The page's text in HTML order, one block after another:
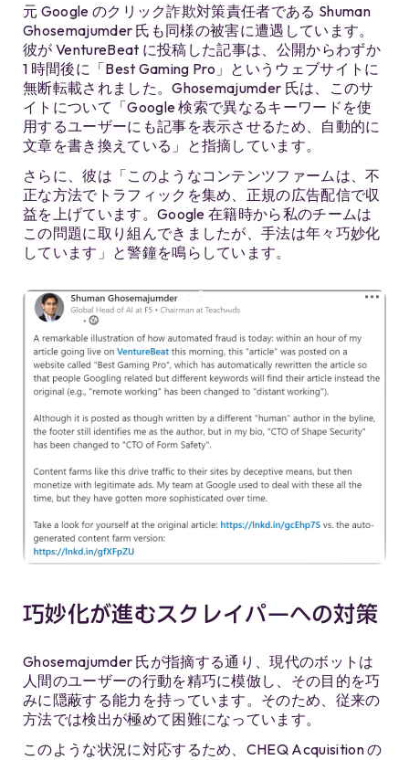
元 Google のクリック詐欺対策責任者である Shuman
Ghosemajumder 氏も同様の被害に遭遇しています。
彼が VentureBeat に投稿した記事は、公開からわずか
1 時間後に「Best Gaming Pro」というウェブサイトに
無断転載されました。Ghosemajumder 氏は、このサ
イトについて「Google 検索で異なるキーワードを使
用するユーザーにも記事を表示させるため、自動的に
文章を書き換えている」と指摘しています。
さらに、彼は「このようなコンテンツファームは、不
正な方法でトラフィックを集め、正規の広告配信で収
益を上げています。Google 在籍時から私のチームは
この問題に取り組んできましたが、手法は年々巧妙化
しています」と警鐘を鳴らしています。
巧妙化が進むスクレイパーへの対策
Ghosemajumder 氏が指摘する通り、現代のボットは
人間のユーザーの行動を精巧に模倣し、その目的を巧
みに隠蔽する能力を持っています。そのため、従来の
方法では検出が極めて困難になっています。
このような状況に対応するため、CHEQ Acquisition の